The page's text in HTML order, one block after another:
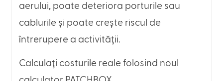
aerului, poate deteriora porturile sau
cablurile și poate crește riscul de
întrerupere a activității.
Calculați costurile reale folosind noul